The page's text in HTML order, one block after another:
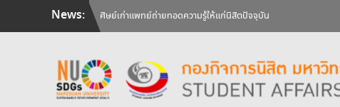
News:
วันคล้ายวันสถาปนามหาวิทยาลัยนเรศวร ครบรอบ 36 ปี 29 กรกฎาค
สัมภาษณ์นิสิตเพื่อพิจารณาเข้ารับทุนการศึกษามหาวิทยาลัยนเรศวร